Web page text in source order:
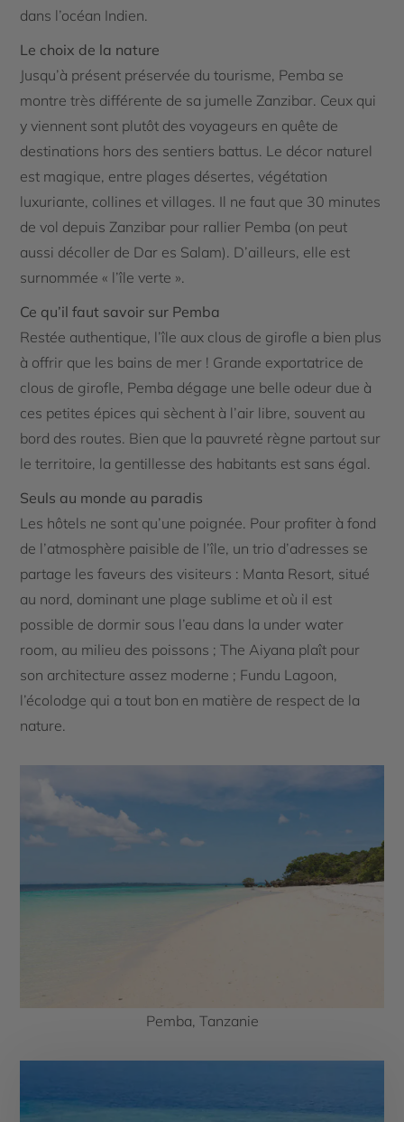
dans l’océan Indien.
Le choix de la nature
Jusqu’à présent préservée du tourisme, Pemba se
montre très différente de sa jumelle Zanzibar. Ceux qui
y viennent sont plutôt des voyageurs en quête de
destinations hors des sentiers battus. Le décor naturel
est magique, entre plages désertes, végétation
luxuriante, collines et villages. Il ne faut que 30 minutes
de vol depuis Zanzibar pour rallier Pemba (on peut
aussi décoller de Dar es Salam). D’ailleurs, elle est
surnommée « l’île verte ».
Ce qu’il faut savoir sur Pemba
Restée authentique, l’île aux clous de girofle a bien plus
à offrir que les bains de mer ! Grande exportatrice de
clous de girofle, Pemba dégage une belle odeur due à
ces petites épices qui sèchent à l’air libre, souvent au
bord des routes. Bien que la pauvreté règne partout sur
le territoire, la gentillesse des habitants est sans égal.
Seuls au monde au paradis
Les hôtels ne sont qu’une poignée. Pour profiter à fond
de l’atmosphère paisible de l’île, un trio d’adresses se
partage les faveurs des visiteurs : Manta Resort, situé
au nord, dominant une plage sublime et où il est
possible de dormir sous l’eau dans la under water
room, au milieu des poissons ; The Aiyana plaît pour
son architecture assez moderne ; Fundu Lagoon,
l’écolodge qui a tout bon en matière de respect de la
nature.
Pemba, Tanzanie